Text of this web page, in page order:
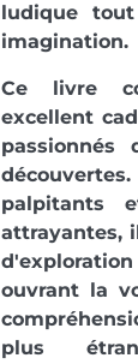
ludique
imagination.
Ce livre
excellent
passionnés
palpitants
attrayantes,
ouvrant la
plus